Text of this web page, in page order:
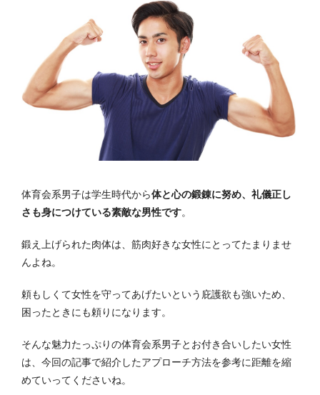
体育会系男子は学生時代から体と心の鍛錬に努め、礼儀正し
さも身につけている素敵な男性です。
鍛え上げられた肉体は、筋肉好きな女性にとってたまりませ
んよね。
頼もしくて女性を守ってあげたいという庇護欲も強いため、
困ったときにも頼りになります。
そんな魅力たっぷりの体育会系男子とお付き合いしたい女性
は、今回の記事で紹介したアプローチ方法を参考に距離を縮
めていってくださいね。